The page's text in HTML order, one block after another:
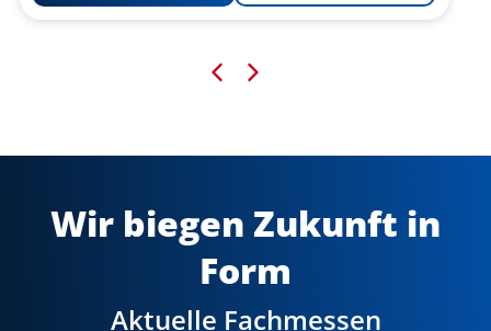
Wir biegen Zukunft in
Form
Aktuelle Fachmessen